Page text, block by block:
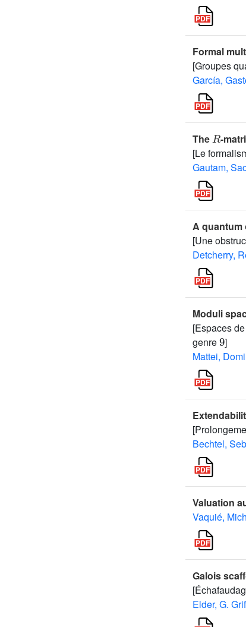
Formal
[Groupes
García,
The
-
[Le
Gautam,
A quantum
[Une
Detcherry,
Moduli
[Espaces
genre
9
]
Mattei,
Bechtel,
Valuation
Vaquié,
Galois
Elder, G.